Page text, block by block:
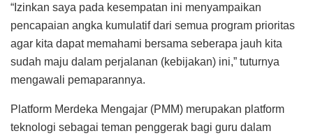
“Izinkan saya pada kesempatan ini menyampaikan
pencapaian angka kumulatif dari semua program prioritas
agar kita dapat memahami bersama seberapa jauh kita
sudah maju dalam perjalanan (kebijakan) ini,” tuturnya
mengawali pemaparannya.
Platform Merdeka Mengajar (PMM) merupakan platform
teknologi sebagai teman penggerak bagi guru dalam